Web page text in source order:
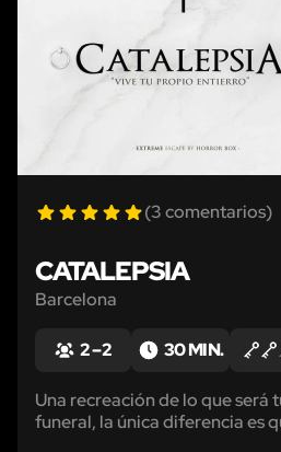
(3 comentarios)
CATALEPSIA
Barcelona
2 – 2 30 MIN.
Una recreación de lo que será
funeral, la única diferencia es